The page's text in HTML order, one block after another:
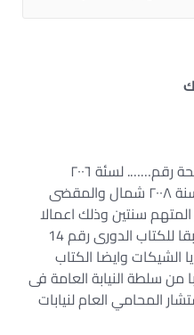
للارتباط الذى لا يقبل التجزئة بالجنحة رقم……. لسئة ٢٠٠٦
الازبكية المستأنفة برقم………. لسنة ٢٠٠٨ شمال والمقضى
سنتين وذلك اعمالا
لنص المادة ( ٢/٣٢) عقوبات وطبقا للكتاب الدورى رقم 14
قضايا الشيكات وايضا الكتاب
لسنة ٢٠٠٣ انسحابا من سلطة النيابة العامة فى
المحامي العام لنيابات